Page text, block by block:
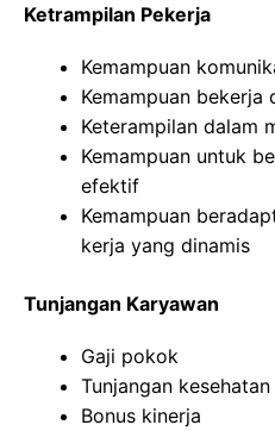
Ketrampilan Pekerja
Kemampuan
Kemampuan bekerja
Keterampilan dalam
Kemampuan untuk
efektif
Kemampuan
kerja yang dinamis
Tunjangan Karyawan
Gaji pokok
Tunjangan kesehatan
Bonus kinerja